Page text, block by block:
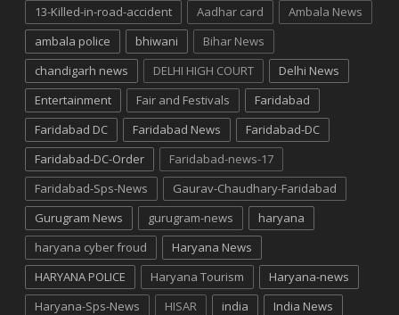
13-Killed-in-road-accident Aadhar card
Ambala News
ambala police
bhiwani
Bihar News
chandigarh news
DELHI HIGH COURT
Delhi News
Entertainment
Fair and Festivals
Faridabad
Faridabad DC
Faridabad News
Faridabad-DC
Faridabad-DC-Order
Faridabad-news-17
Faridabad-Sps-News
Gaurav-Chaudhary-Faridabad
Gurugram News
gurugram-news
haryana
haryana cyber froud
Haryana News
HARYANA POLICE
Haryana Tourism
Haryana-news
Haryana-Sps-News
HISAR india
India News